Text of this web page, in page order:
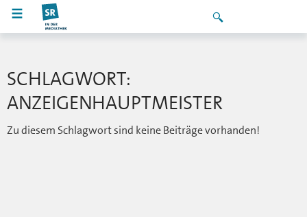
SCHLAGWORT:
ANZEIGENHAUPTMEISTER
Zu diesem Schlagwort sind keine Beiträge vorhanden!